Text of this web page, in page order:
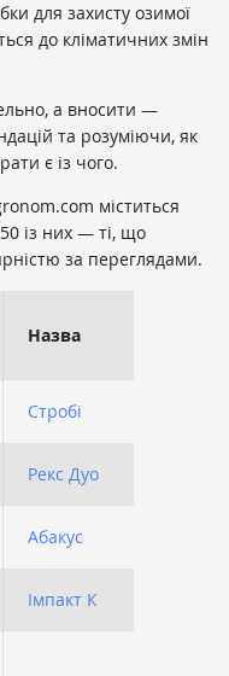
для захисту озимої
до кліматичних змін
а вносити —
та розуміючи, як
є із чого.
міститься
із них — ті, що
за переглядами.
Назва
Стробі
Рекс Дуо
Абакус
Імпакт К